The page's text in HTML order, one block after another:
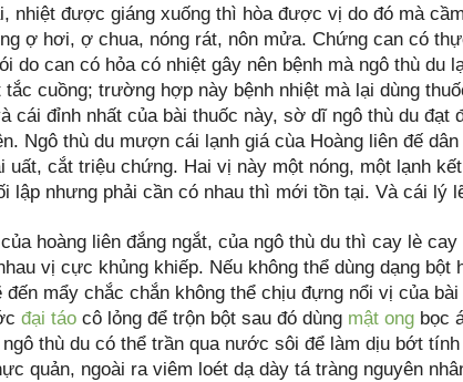
nhiệt được giáng xuống thì hòa được vị do đó mà
ợ hơi, ợ chua, nóng rát, nôn mửa. Chứng can có
do can có hỏa có nhiệt gây nên bệnh mà ngô thù
tắc cuồng; trường hợp này bệnh nhiệt mà lại dùng
cái đỉnh nhất của bài thuốc này, sờ dĩ ngô thù du
Ngô thù du mượn cái lạnh giá cùa Hoàng liên đế
uất, cắt triệu chứng. Hai vị này một nóng, một lạnh
lập nhưng phải cần có nhau thì mới tồn tại. Và cái lý
hoàng liên đắng ngắt, của ngô thù du thì cay lè
vị cực khủng khiếp. Nếu không thể dùng dạng bột
đến mẩy chắc chắn không thể chịu đựng nổi vị của
đại táo cô lỏng để trộn bột sau đó dùng mật ong bọc
ngô thù du có thể trần qua nước sôi để làm dịu bớt
quản, ngoài ra viêm loét dạ dày tá tràng nguyên